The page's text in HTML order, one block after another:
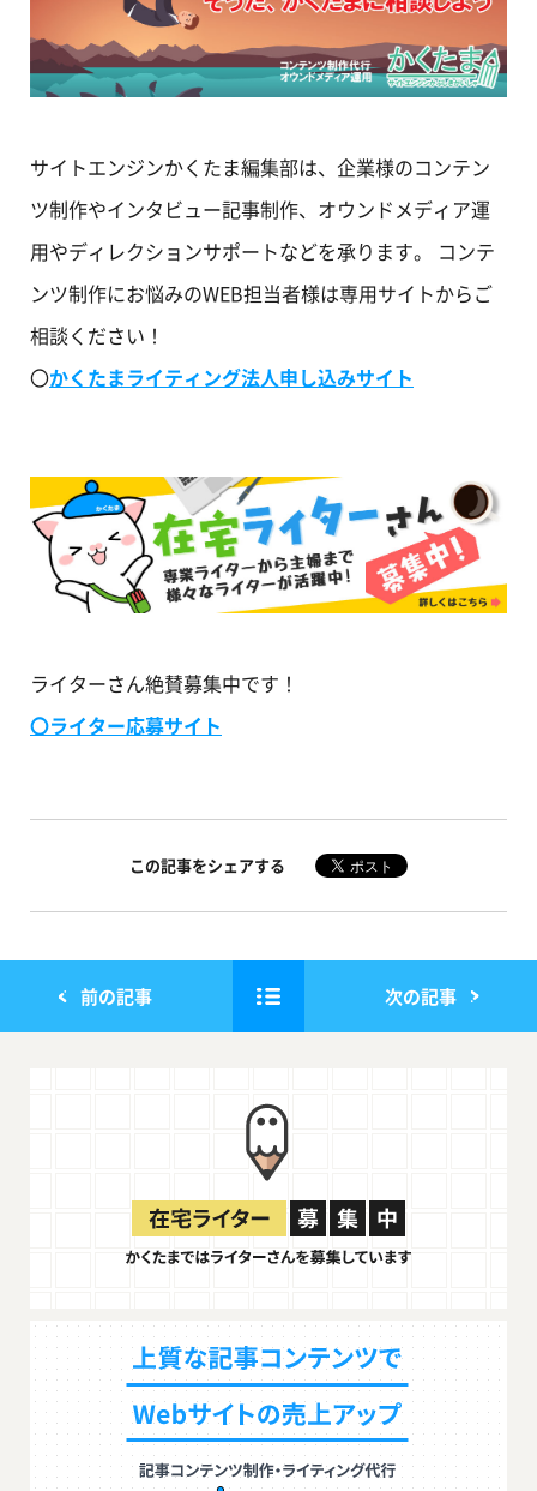
サイトエンジンかくたま編集部は、企業様のコンテン
ツ制作やインタビュー記事制作、オウンドメディア運
用やディレクションサポートなどを承ります。 コンテ
ンツ制作にお悩みのWEB担当者様は専用サイトからご
相談ください！
〇かくたまライティング法人申し込みサイト
ライターさん絶賛募集中です！
〇ライター応募サイト
この記事をシェアする
前の記事 次の記事